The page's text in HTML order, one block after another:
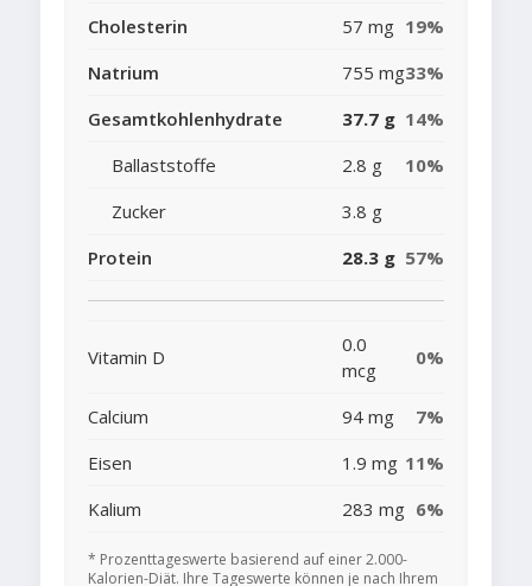
Cholesterin 57 mg 19%
Natrium
755 mg33%
Gesamtkohlenhydrate
37.7 g 14%
Ballaststoffe
2.8 g
10%
Zucker
3.8 g
Protein
28.3 g 57%
Vitamin D
0.0
mcg
0%
Calcium 94 mg
7%
Eisen
1.9 mg 11%
Kalium
283 mg 6%
* Prozenttageswerte basierend auf einer 2.000-
Kalorien-Diät. Ihre Tageswerte können je nach Ihrem